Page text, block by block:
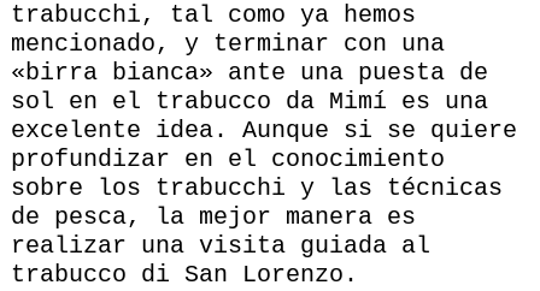
trabucchi, tal como ya hemos
mencionado, y terminar con una
«birra bianca» ante una puesta de
sol en el trabucco da Mimí es una
excelente idea. Aunque si se quiere
profundizar en el conocimiento
sobre los trabucchi y las técnicas
de pesca, la mejor manera es
realizar una visita guiada al
trabucco di San Lorenzo.